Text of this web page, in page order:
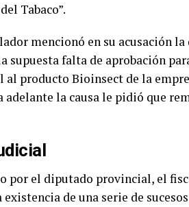
Tabaco”.
mencionó en su acusación
supuesta falta de aprobación
al producto Bioinsect de la
adelante la causa le pidió que
por el diputado provincial, el
de una serie de